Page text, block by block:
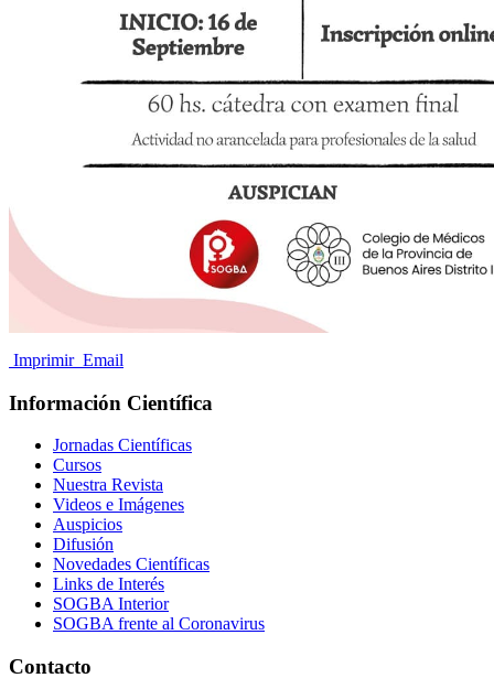
Imprimir Email
Información Científica
Jornadas Científicas
Cursos
Nuestra Revista
Videos e Imágenes
Auspicios
Difusión
Novedades Científicas
Links de Interés
SOGBA Interior
SOGBA frente al Coronavirus
Contacto